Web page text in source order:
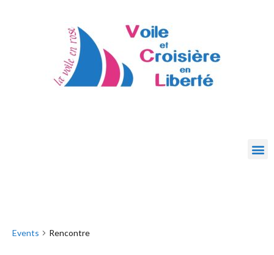
Events Rencontre